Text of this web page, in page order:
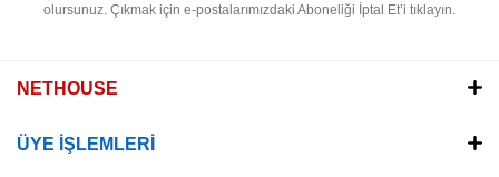
olursunuz. Çıkmak için e-postalarımızdaki Aboneliği İptal Et’i tıklayın.
NETHOUSE
ÜYE İŞLEMLERİ